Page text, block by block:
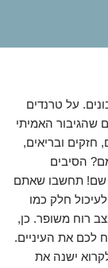
על טרנדים
שהגיבור האמיתי
ובריאים,
הסיבים
שם! תחשבו שאתם
חלק כמו
רוח משופר. כן,
לכם את העיניים.
ישנה את